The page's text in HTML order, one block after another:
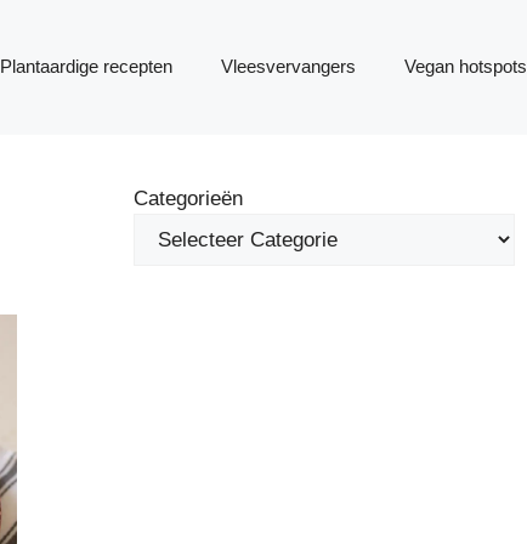
Plantaardige recepten Vleesvervangers Vegan hotspots
Categorieën